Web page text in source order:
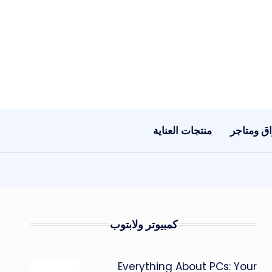
ومتاجر منتجات العناية
كمبيوتر ولابتوب
Everything About PCs: Your